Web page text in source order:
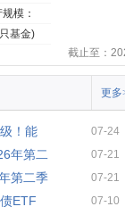
模：
基金)
截止至：
更多
！能 07-24
年第二 07-21
第二季 07-21
ETF 07-10